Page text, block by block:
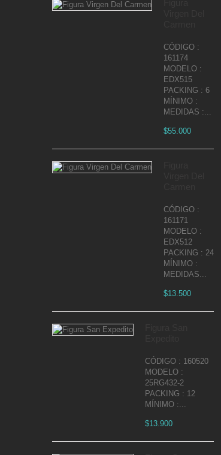
CÓDIGO :
161174
MODELO :
EDX515
PACKING : 6
MÍNIMO :
MEDIDAS :...
$55.000
CÓDIGO :
161171
MODELO :
EDX512
PACKING : 24
MÍNIMO :
MEDIDAS...
$13.500
CÓDIGO : 160520
MODELO :
25RG432-2
PACKING : 12
MÍNIMO :...
$13.900